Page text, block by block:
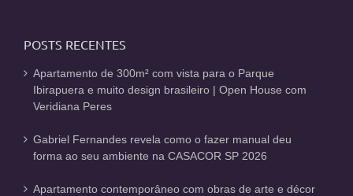
POSTS RECENTES
Apartamento de 300m² com vista para o Parque
Ibirapuera e muito design brasileiro | Open House com
Veridiana Peres
Gabriel Fernandes revela como o fazer manual deu
forma ao seu ambiente na CASACOR SP 2026
Apartamento contemporâneo com obras de arte e décor